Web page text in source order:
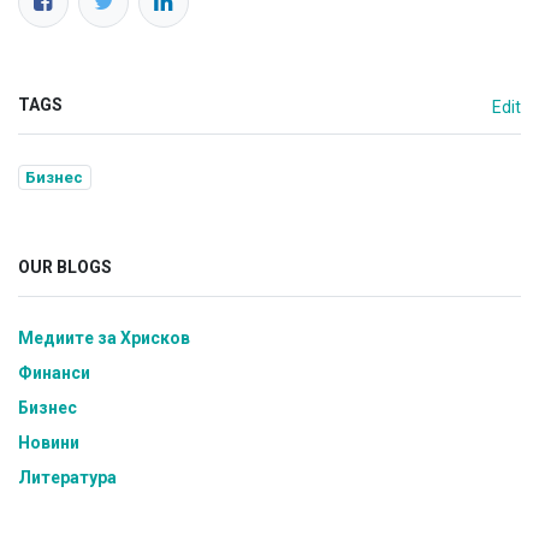
TAGS Edit
Бизнес
OUR BLOGS
Медиите за Хрисков
Финанси
Бизнес
Новини
Литература